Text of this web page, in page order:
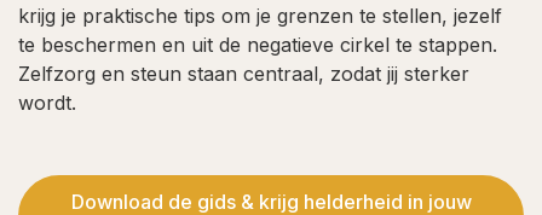
krijg je praktische tips om je grenzen te stellen, jezelf
te beschermen en uit de negatieve cirkel te stappen.
Zelfzorg en steun staan centraal, zodat jij sterker
wordt.
Download de gids & krijg helderheid in jouw